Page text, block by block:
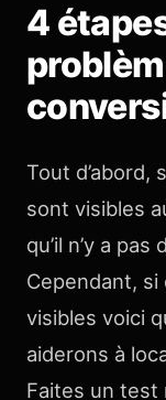
4
Tout d’abord,
sont visibles
qu’il n’y a
Cependant,
visibles voici
aiderons à
Faites un test